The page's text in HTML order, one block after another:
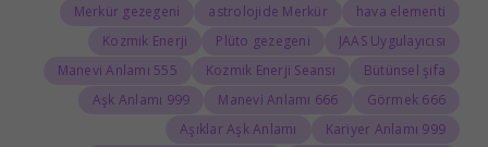
hava elementi
astrolojide Merkür
Merkür gezegeni
JAAS Uygulayıcısı
Plüto gezegeni
Kozmik Enerji
Bütünsel şifa
Kozmik Enerji Seansı
555 Manevi Anlamı
666 Görmek
666 Manevi Anlamı
999 Aşk Anlamı
999 Kariyer Anlamı
Aşıklar Aşk Anlamı